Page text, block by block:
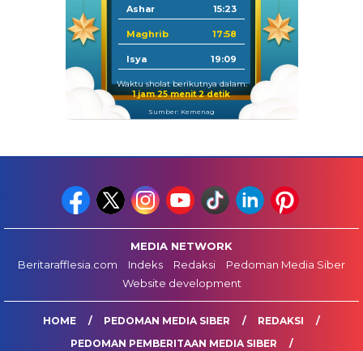
Ashar 15:23
Maghrib 17:58
Isya 19:09
Waktu sholat berikutnya dalam:
1 jam 25 menit 1 detik
Sumber: Kemenag
MEDIA NETWORK
Beritarafflesia.com
Indeks Redaksi
Pedoman Media Siber
Website development
HOME PEDOMAN MEDIA SIBER
REDAKSI
PEDOMAN PEMBERITAAN MEDIA SIBER